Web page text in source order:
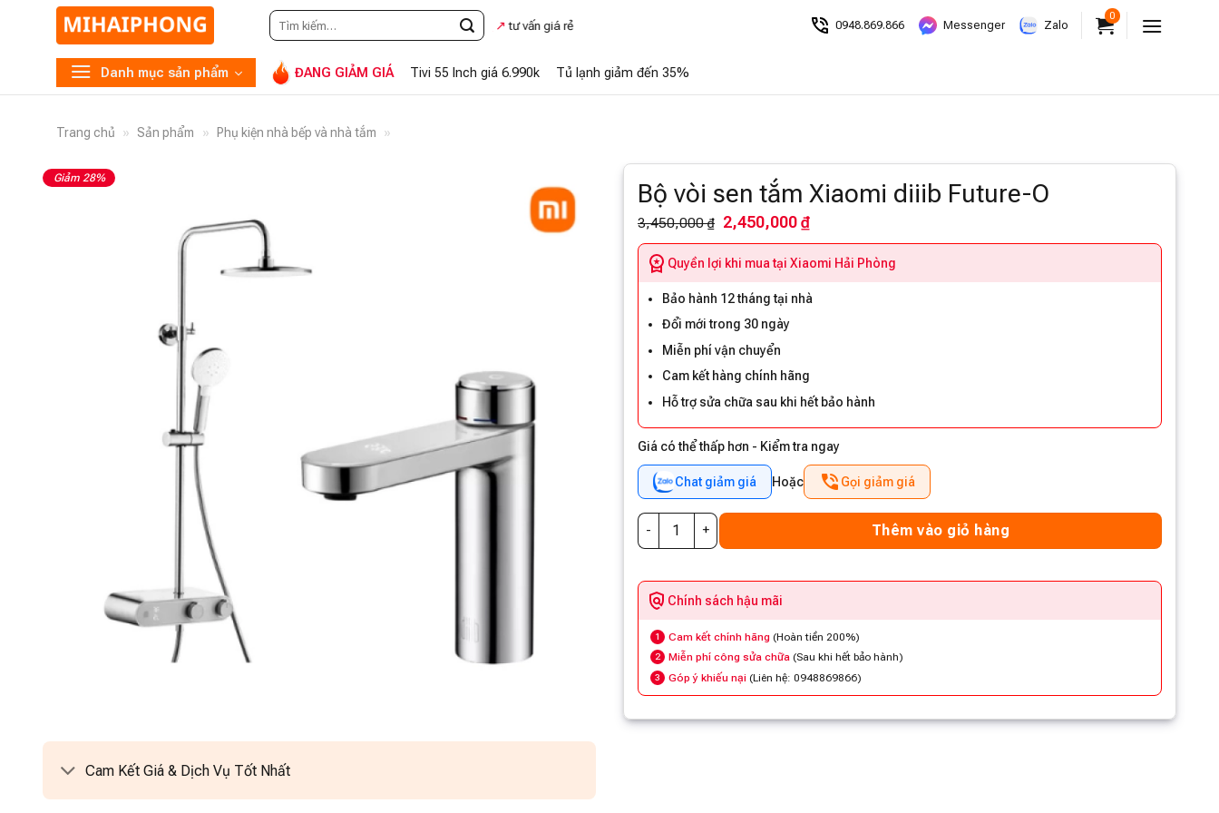
Tìm
kiếm:
Gọi0948.869.866 nhắn Zalo tư vấn giá rẻ 0948.869.866 Messenger Zalo
0
Danh mục sản phẩm ĐANG GIẢM GIÁ Tivi 55 Inch giá 6.990k Tủ lạnh giảm đến 35%
Trang chủ » Sản phẩm » Phụ kiện nhà bếp và nhà tắm »
Giảm 28%
Cam Kết Giá & Dịch Vụ Tốt Nhất
Bộ vòi sen tắm Xiaomi diiib Future-O
3,450,000 ₫ 2,450,000 ₫
Quyền lợi khi mua tại Xiaomi Hải Phòng
Bảo hành 12 tháng tại nhà
Đổi mới trong 30 ngày
Miễn phí vận chuyển
Cam kết hàng chính hãng
Hỗ trợ sửa chữa sau khi hết bảo hành
Giá có thể thấp hơn - Kiểm tra ngay
Chat giảm giá Hoặc Gọi giảm giá
Thêm vào giỏ hàng
Chính sách hậu mãi
1 Cam kết chính hãng (Hoàn tiền 200%)
2 Miễn phí công sửa chữa (Sau khi hết bảo hành)
3 Góp ý khiếu nại (Liên hệ: 0948869866)